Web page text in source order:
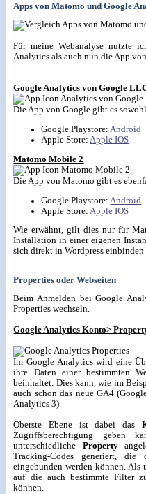
Apps von Matomo und Google
Für meine Webanalyse nutzte
Analytics als auch nun die App
Google Analytics von Google
Die App von Google gibt es
Google Playstore:Android
Apple Store:Apple IOS
Matomo Mobile 2
Die App von Matomo gibt es
Google Playstore: Android
Apple Store: Apple IOS
Wie erwähnt, gilt dies nur für
Installation in einer eigenen
sich direkt in Wordpress einbinden
Properties oder Webseiten
Beim Anmelden bei Google
Properties wechseln.
Google Analytics Konto>
Im Google Analytics wird eine
ihre Daten einer bestimmten
beinhaltet. Dies kann, wie im
auch schon das neue GA4
Analytics 3).
Oberste Ebene ist dabei das
Zugriffsberechtigung geben
unterschiedliche Property
Tracking-Codes generiert,
eingebunden werden können. Als
auf die auch bestimmte Filter
können.